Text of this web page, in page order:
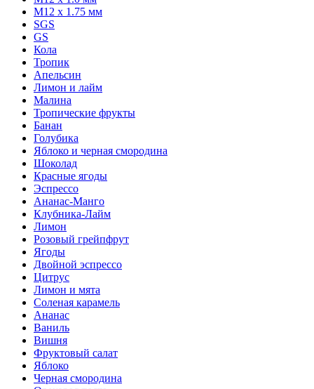
М12 x 1.75 мм
SGS
GS
Кола
Тропик
Апельсин
Лимон и лайм
Малина
Тропические фрукты
Банан
Голубика
Яблоко и черная смородина
Шоколад
Красные ягоды
Эспрессо
Ананас-Манго
Клубника-Лайм
Лимон
Розовый грейпфрут
Ягоды
Двойной эспрессо
Цитрус
Лимон и мята
Соленая карамель
Ананас
Ваниль
Вишня
Фруктовый салат
Яблоко
Черная смородина